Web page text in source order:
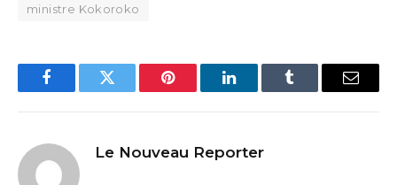
ministre Kokoroko
FacebookTwitter Pinterest LinkedInTumblr Email
Le Nouveau Reporter